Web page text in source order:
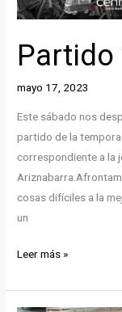
mayo 17, 2023
Este sábado nos
partido de la
correspondiente a la
cosas difíciles a la
un
Partido
al
Leer más »